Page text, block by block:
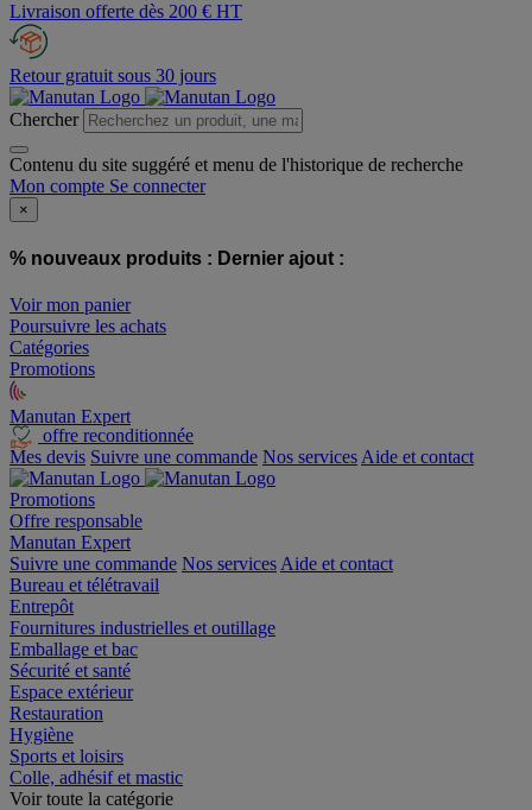
Livraison offerte dès 200 € HT
Retour gratuit sous 30 jours
Chercher
Contenu du site suggéré et menu de l'historique de recherche
Mon compte Se connecter
×
% nouveaux produits : Dernier ajout :
Voir mon panier
Poursuivre les achats
Catégories
Promotions
Manutan Expert
offre reconditionnée
Mes devis Suivre une commande Nos services Aide et contact
Promotions
Offre responsable
Manutan Expert
Suivre une commande Nos services Aide et contact
Bureau et télétravail
Entrepôt
Fournitures industrielles et outillage
Emballage et bac
Sécurité et santé
Espace extérieur
Restauration
Hygiène
Sports et loisirs
Colle, adhésif et mastic
Voir toute la catégorie